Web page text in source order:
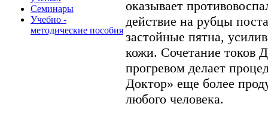
Семинары
Учебно -
методические пособия
оказывает
действие на рубцы
застойные пятна,
кожи. Сочетание токов
прогревом делает
Доктор» еще более
любого человека.